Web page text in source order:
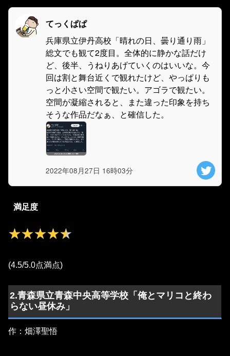
てっくぱぱ
兵庫県立伊丹高校「晴れの日、曇り通り雨」
総文でも観て2度目。全体的に静かな話だけ
ど、後半、うねりあげていくのはいいな。今
回は割と舞台近くで観れたけど、やっぱりも
っと小さい空間で観たい。アゴラで観たい。
空間が凝縮されると、また違った印象を持ち
そうな作品だなぁ、と確信した。
2022年08月27日 16時03分
満足度
★★★★★
★★★★★
(4.5/5.0点満点)
2.青森県立青森中央高等学校「俺とマリコと終わ
らない昼休み」
作：畑澤聖悟